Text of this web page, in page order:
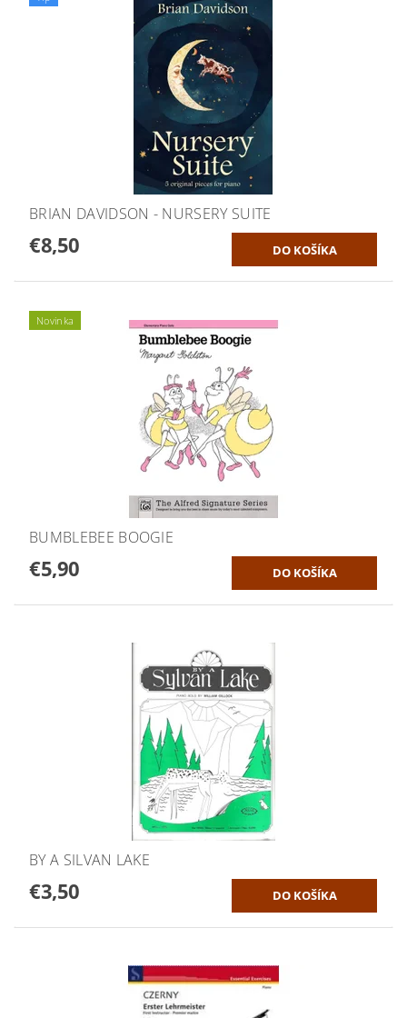
BRIAN DAVIDSON - NURSERY SUITE
€8,50
Novinka
BUMBLEBEE BOOGIE
€5,90
BY A SILVAN LAKE
€3,50